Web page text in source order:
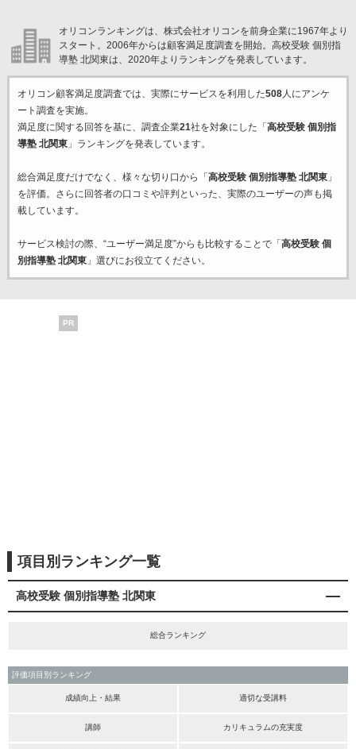
オリコンランキングは、株式会社オリコンを前身企業に1967年より
スタート。2006年からは顧客満足度調査を開始。高校受験 個別指
導塾 北関東は、2020年よりランキングを発表しています。
オリコン顧客満足度調査では、実際にサービスを利用した508人にアンケ
ート調査を実施。
満足度に関する回答を基に、調査企業21社を対象にした「 高校受験 個別指
導塾 北関東」ランキングを発表しています。
総合満足度だけでなく、様々な切り口から「 高校受験 個別指導塾 北関東」
を評価。さらに回答者の口コミや評判といった、実際のユーザーの声も掲
載しています。
サービス検討の際、“ユーザー満足度”からも比較することで「 高校受験 個
別指導塾 北関東」選びにお役立てください。
PR
項目別ランキング一覧
高校受験 個別指導塾 北関東
総合ランキング
評価項目別ランキング
成績向上・結果 適切な受講料
講師 カリキュラムの充実度